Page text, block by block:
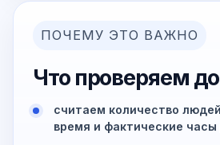
ПОЧЕМУ ЭТО ВАЖНО
Что проверяем
считаем количество
время и фактические часы